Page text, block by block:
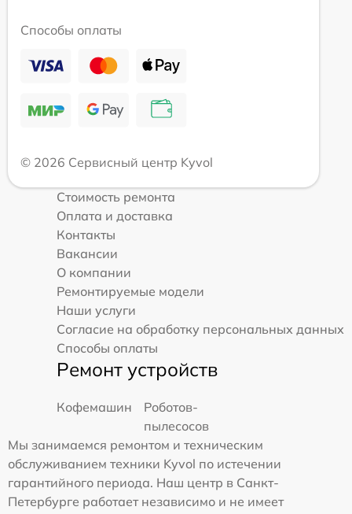
Способы оплаты
© 2026 Сервисный центр Kyvol
Стоимость ремонта
Оплата и доставка
Контакты
Вакансии
О компании
Ремонтируемые модели
Наши услуги
Согласие на обработку персональных данных
Способы оплаты
Ремонт устройств
Кофемашин
Роботов-
пылесосов
Мы занимаемся ремонтом и техническим
обслуживанием техники Kyvol по истечении
гарантийного периода. Наш центр в Санкт-
Петербурге работает независимо и не имеет